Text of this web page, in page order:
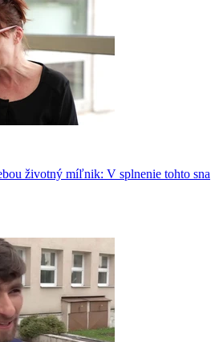
životný míľnik: V splnenie tohto sna